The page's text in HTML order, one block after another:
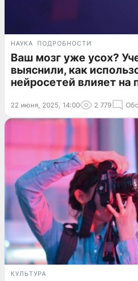
НАУКА ПОДРОБНОСТИ
Ваш мозг уже усох?
выяснили, как
нейросетей влияет на
22 июня, 2025, 14:00 2 779
КУЛЬТУРА